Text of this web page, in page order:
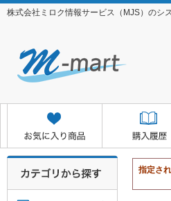
株式会社ミロク情報サービス（MJS）のシ
お取
指定さ